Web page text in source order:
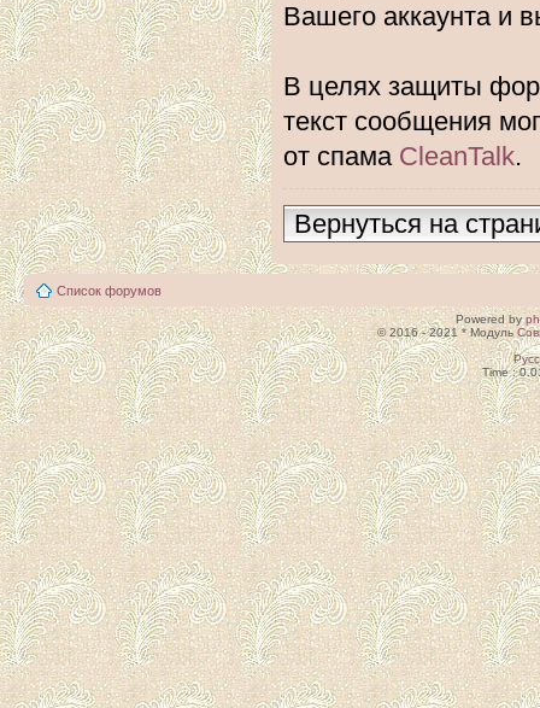
Вашего аккаунта и
В целях защиты
текст сообщения
от спама CleanTalk.
Вернуться на
Список форумов
Powered by
© 2016 - 2021 * Модуль
Time :